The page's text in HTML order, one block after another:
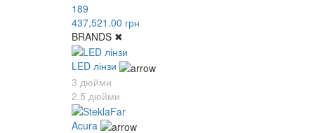
189
437,521.00 грн
BRANDS ✖
LED лінзи
3 дюйми
2.5 дюйми
Acura